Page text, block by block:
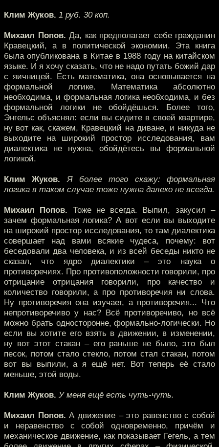
Клим Жуков. 1 руб. 30 коп.
Михаил Попов. Да, как предполагает себе гражданин
Кравецкий, а в политической экономии. Эта книга
была опубликована в Китае в 1988 году на китайском
языке. И я хочу сказать, что не надо путать божий дар
с яичницей. Есть математика, она основывается на
формальной логике. Математика абсолютно
необходима, и формальная логика необходима, и без
формальной логики не обойдёшься. Более того,
Энгельс объяснял: если вы сидите в своей квартире,
ну вот как, скажем, Кравецкий на диване, и никуда не
выходите на широкий простор исследования, вам
диалектика не нужна, обойдётесь вы формальной
логикой.
Клим Жуков. Я более того скажу: формальная
логика в таком случае тоже нужна далеко не всегда.
Михаил Попов. Тоже не всегда. Выпил, закусил –
зачем формальная логика? А вот если вы выходите
на широкий простор исследования, то там диалектика
совершает над вами всякие чудеса, почему: вот
беседовали два человека, и из всей беседы никто не
сказал, что ядро диалектики – это наука о
противоречиях. Про противоположности говорили, про
отрицание отрицания говорили, про качество и
количество говорили, а про противоречия ни слова.
Ну противоречия она изучает, а противоречия... Что
непротиворечиво у нас? Всё противоречиво, но всё
можно брать односторонне, формально-логически. Но
если вы хотите его взять в движении, в изменении,
ну вот этот стакан – его раньше не было, это был
песок, потом стало стекло, потом стал стакан, потом
вот вы выпили, а я ещё нет. Вот теперь её стало
меньше, этой воды.
Клим Жуков. У меня ещё есть чуть-чуть.
Михаил Попов. А движение – это равенство с собой
и неравенство с собой одновременно, причём и
механическое движение, как показывает Гегель, а тем